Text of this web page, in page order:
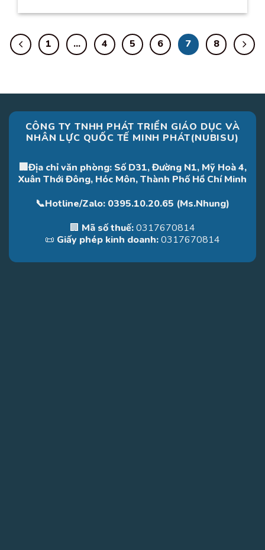
1 … 4 5 6 7 8
CÔNG TY TNHH PHÁT TRIỂN GIÁO DỤC VÀ
NHÂN LỰC QUỐC TẾ MINH PHÁT(NUBISU)
🏢Địa chỉ văn phòng: Số D31, Đường N1, Mỹ Hoà 4,
Xuân Thới Đông, Hóc Môn, Thành Phố Hồ Chí Minh
📞Hotline/Zalo: 0395.10.20.65 (Ms.Nhung)
🏢 Mã số thuế:0317670814
📜 Giấy phép kinh doanh:0317670814